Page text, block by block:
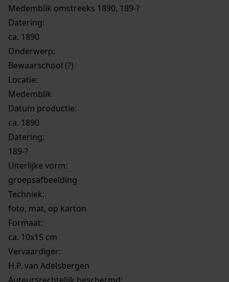
Medemblik omstreeks 1890, 189-?
Datering:
ca. 1890
Onderwerp:
Bewaarschool (?)
Locatie:
Medemblik
Datum productie:
ca. 1890
Datering:
189-?
Uiterlijke vorm:
groepsafbeelding
Techniek:
foto, mat, op karton
Formaat:
ca. 10x15 cm
Vervaardiger:
H.P. van Adelsbergen
Auteursrechtelijk beschermd: